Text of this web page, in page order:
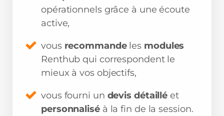
opérationnels grâce à une écoute
active,
vous recommandeles modules
Renthub qui correspondent le
mieux à vos objectifs,
vous fourni un devis détaillé et
personnaliséà la fin de la session.